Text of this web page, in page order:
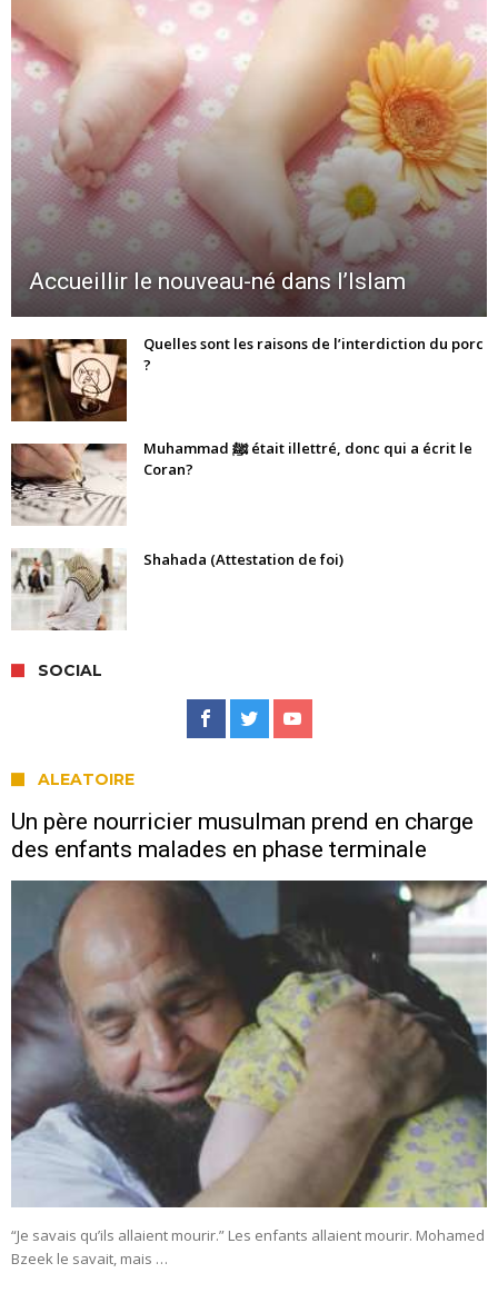
Accueillir le nouveau-né dans l’Islam
Quelles sont les raisons de l’interdiction du porc
?
Muhammad ﷺ était illettré, donc qui a écrit le
Coran?
Shahada (Attestation de foi)
SOCIAL
ALEATOIRE
Un père nourricier musulman prend en charge
des enfants malades en phase terminale
“Je savais qu’ils allaient mourir.” Les enfants allaient mourir. Mohamed
Bzeek le savait, mais …